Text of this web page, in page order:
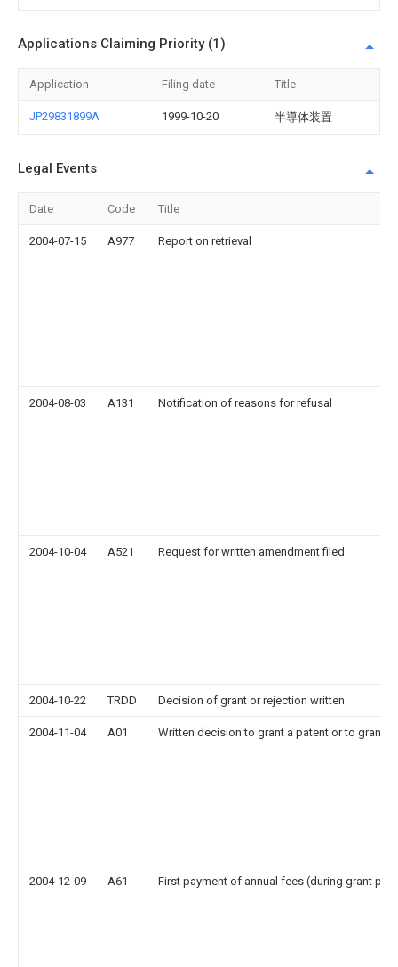
Applications Claiming Priority (1)
Application Filing date Title
JP29831899A 1999-10-20 半導体装置
Legal Events
Date Code Title
2004-07-15 A977 Report on retrieval
2004-08-03 A131 Notification of reasons for refusal
2004-10-04 A521 Request for written amendment filed
2004-10-22 TRDD Decision of grant or rejection written
2004-11-04 A01 Written decision to grant a patent or to grant
2004-12-09 A61 First payment of annual fees (during grant